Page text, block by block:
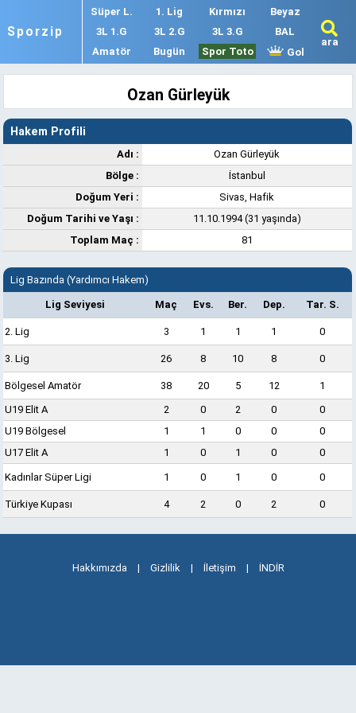
Sporzip
Süper L. 1. Lig Kırmızı
Beyaz
3L 1.G
3L 2.G 3L 3.G
BAL
Amatör
Bugün Spor Toto Gol
ara
Ozan Gürleyük
Hakem Profili
Adı :
Ozan Gürleyük
Bölge :
İstanbul
Doğum Yeri :
Sivas, Hafik
Doğum Tarihi ve Yaşı :
11.10.1994 (31 yaşında)
Toplam Maç :
81
Lig Bazında (Yardımcı Hakem)
Lig Seviyesi Maç Evs. Ber. Dep. Tar. S.
2. Lig 3 1 1 1 0
3. Lig 26 8 10 8 0
Bölgesel Amatör 38 20 5 12
1
U19 Elit A
2 0 2 0
0
U19 Bölgesel
1 1 0 0
0
U17 Elit A
1 0 1 0 0
Kadınlar Süper Ligi 1 0 1 0 0
Türkiye Kupası 4 2 0 2 0
Hakkımızda | Gizlilik | İletişim | İNDİR